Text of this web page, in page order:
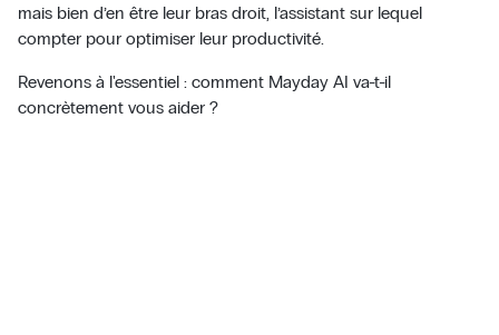
mais bien d’en être leur bras droit, l’assistant sur lequel
compter pour optimiser leur productivité.
Revenons à l'essentiel : comment Mayday AI va-t-il
concrètement vous aider ?